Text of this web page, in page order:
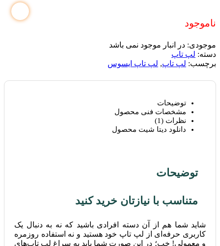
ناموجود
موجودی: در انبار موجود نمی باشد
دسته: لپ تاپ
برچسب: لپ تاپ, لپ تاپ ایسوس
توضیحات
مشخصات فنی محصول
نظرات (1)
دانلود دیتا شیت محصول
توضیحات
متناسب با نیازتان خرید کنید
شاید شما هم از آن دسته افرادی باشید که نه به دنبال یک
کاربری حرفه‌ای از لپ تاپ خود هستید و نه استفاده روزمره
و معمولی! خب؛ در این صورت شما باید به سراغ لپ تاپ‌های